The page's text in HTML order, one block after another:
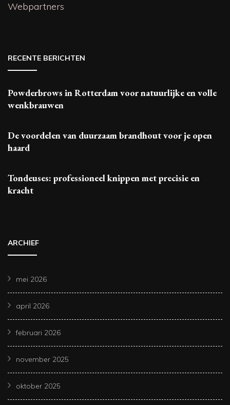
Webpartners
RECENTE BERICHTEN
Powderbrows in Rotterdam voor natuurlijke en volle
wenkbrauwen
De voordelen van duurzaam brandhout voor je open
haard
Tondeuses: professioneel knippen met precisie en
kracht
ARCHIEF
mei 2026
april 2026
februari 2026
november 2025
oktober 2025